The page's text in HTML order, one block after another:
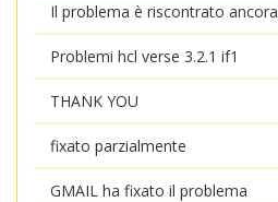
Il problema è riscontrato
Problemi hcl verse 3.2.1 if1
THANK YOU
fixato parzialmente
GMAIL ha fixato il problema